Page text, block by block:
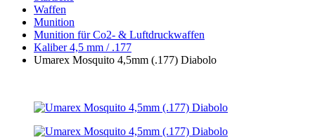
Waffen
Munition
Munition für Co2- & Luftdruckwaffen
Kaliber 4,5 mm / .177
Umarex Mosquito 4,5mm (.177) Diabolo